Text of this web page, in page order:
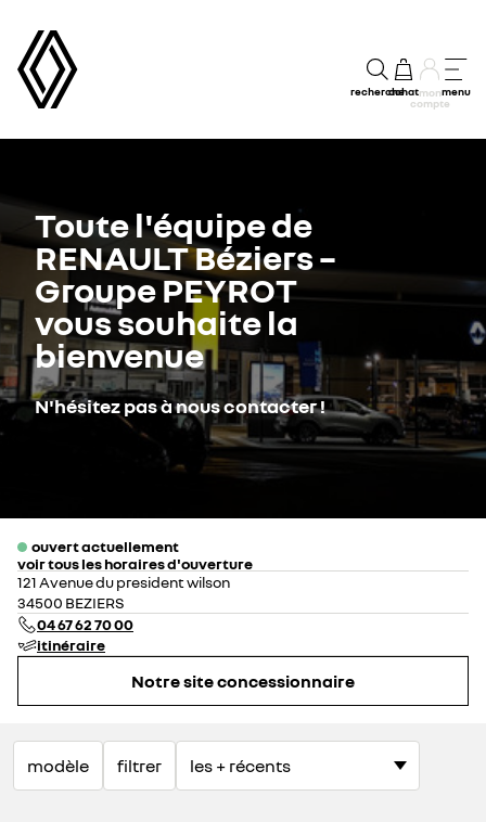
rechercheachatmon
compte
menu
Toute l'équipe de
RENAULT Béziers –
Groupe PEYROT
vous souhaite la
bienvenue
N'hésitez pas à nous contacter !
ouvert actuellement
voir tous les horaires d'ouverture
lundi
mardi
mercredi
jeudi
vendredi
08:30 - 12:0014:00 - 19:00
09:00 - 12:00
dimanche
fermé
121 Avenue du president wilson
34500 BEZIERS
04 67 62 70 00
itinéraire
Notre site concessionnaire
modèle filtrer